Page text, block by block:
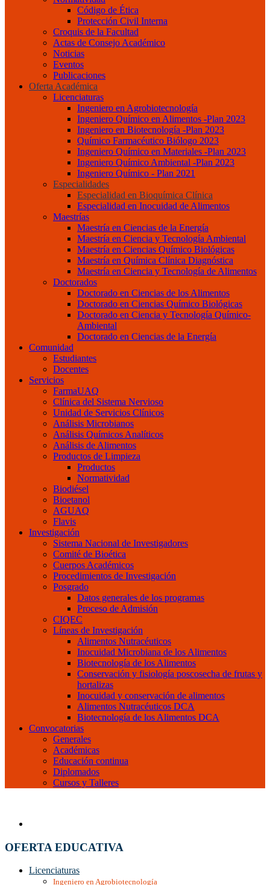
Código de Ética
Protección Civil Interna
Croquis de la Facultad
Actas de Consejo Académico
Noticias
Eventos
Publicaciones
Oferta Académica
Licenciaturas
Ingeniero en Agrobiotecnología
Ingeniero Químico en Alimentos -Plan 2023
Ingeniero en Biotecnología -Plan 2023
Químico Farmacéutico Biólogo 2023
Ingeniero Químico en Materiales -Plan 2023
Ingeniero Químico Ambiental -Plan 2023
Ingeniero Químico - Plan 2021
Especialidades
Especialidad en Bioquímica Clínica
Especialidad en Inocuidad de Alimentos
Maestrías
Maestría en Ciencias de la Energía
Maestría en Ciencia y Tecnología Ambiental
Maestría en Ciencias Químico Biológicas
Maestría en Química Clínica Diagnóstica
Maestría en Ciencia y Tecnología de Alimentos
Doctorados
Doctorado en Ciencias de los Alimentos
Doctorado en Ciencias Químico Biológicas
Doctorado en Ciencia y Tecnología Químico-
Ambiental
Doctorado en Ciencias de la Energía
Comunidad
Estudiantes
Docentes
Servicios
FarmaUAQ
Clínica del Sistema Nervioso
Unidad de Servicios Clínicos
Análisis Microbianos
Análisis Químicos Analíticos
Análisis de Alimentos
Productos de Limpieza
Productos
Normatividad
Biodiésel
Bioetanol
AGUAQ
Flavis
Investigación
Sistema Nacional de Investigadores
Comité de Bioética
Cuerpos Académicos
Procedimientos de Investigación
Posgrado
Datos generales de los programas
Proceso de Admisión
CIQEC
Líneas de Investigación
Alimentos Nutracéuticos
Inocuidad Microbiana de los Alimentos
Biotecnología de los Alimentos
Conservación y fisiología poscosecha de frutas y
hortalizas
Inocuidad y conservación de alimentos
Alimentos Nutracéuticos DCA
Biotecnología de los Alimentos DCA
Convocatorias
Generales
Académicas
Educación continua
Diplomados
Cursos y Talleres
OFERTA EDUCATIVA
Licenciaturas
Ingeniero en Agrobiotecnología